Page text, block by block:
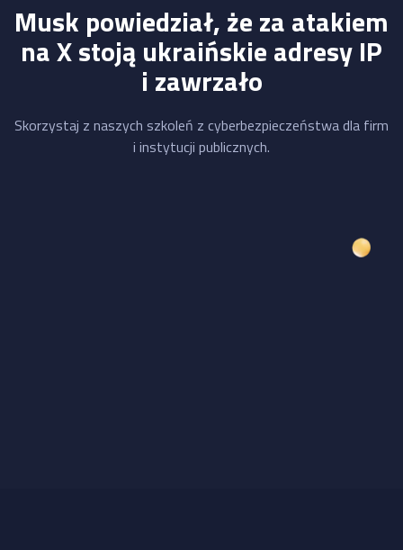
Musk powiedział, że za atakiem
na X stoją ukraińskie adresy IP
i zawrzało
Skorzystaj z naszych szkoleń z cyberbezpieczeństwa dla firm
i instytucji publicznych.